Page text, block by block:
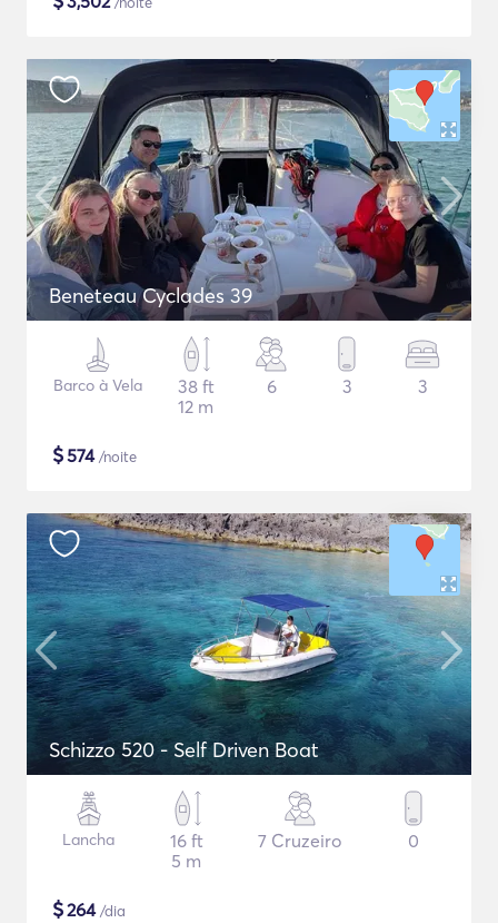
Beneteau Cyclades 39
Barco à Vela
38 ft
12 m
6 3 3
$574/noite
Schizzo 520 - Self Driven Boat
Lancha
16 ft
5 m
7 Cruzeiro 0
$264/dia